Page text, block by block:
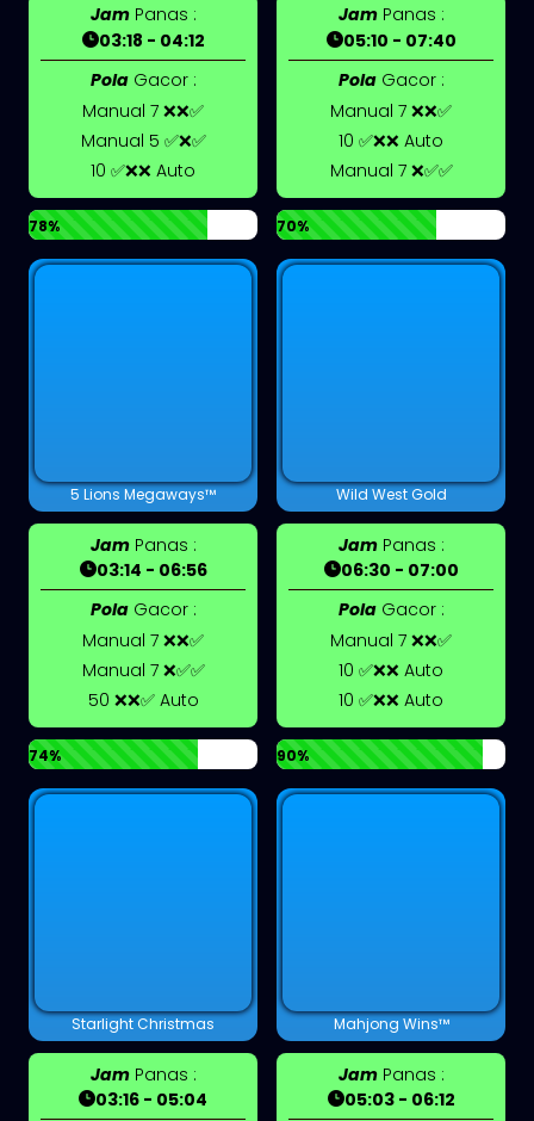
JamPanas :
03:18 - 04:12
PolaGacor :
Manual 7 ❌❌✅
Manual 5 ✅❌✅
10 ✅❌❌ Auto
78%
JamPanas :
05:10 - 07:40
PolaGacor :
Manual 7 ❌❌✅
10 ✅❌❌ Auto
Manual 7 ❌✅✅
70%
5 Lions Megaways™
JamPanas :
03:14 - 06:56
PolaGacor :
Manual 7 ❌❌✅
Manual 7 ❌✅✅
50 ❌❌✅ Auto
74%
Wild West Gold
JamPanas :
06:30 - 07:00
PolaGacor :
Manual 7 ❌❌✅
10 ✅❌❌ Auto
10 ✅❌❌ Auto
90%
Starlight Christmas
JamPanas :
03:16 - 05:04
Mahjong Wins™
JamPanas :
05:03 - 06:12